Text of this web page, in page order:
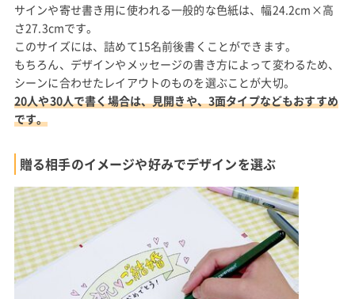
サインや寄せ書き用に使われる一般的な色紙は、幅24.2cm×高
さ27.3cmです。
このサイズには、詰めて15名前後書くことができます。
もちろん、デザインやメッセージの書き方によって変わるため、
シーンに合わせたレイアウトのものを選ぶことが大切。
20人や30人で書く場合は、見開きや、3面タイプなどもおすすめ
です。
贈る相手のイメージや好みでデザインを選ぶ